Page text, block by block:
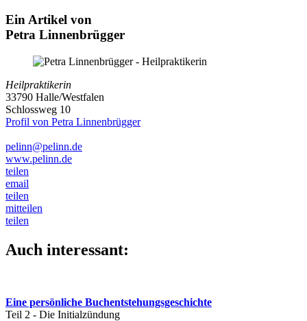
Ein Artikel von
Petra Linnenbrügger
Heilpraktikerin
33790 Halle/Westfalen
Schlossweg 10
Profil von Petra Linnenbrügger
pelinn@pelinn.de
www.pelinn.de
teilen
email
teilen
mitteilen
teilen
Auch interessant:
Eine persönliche Buchentstehungsgeschichte
Teil 2 - Die Initialzündung